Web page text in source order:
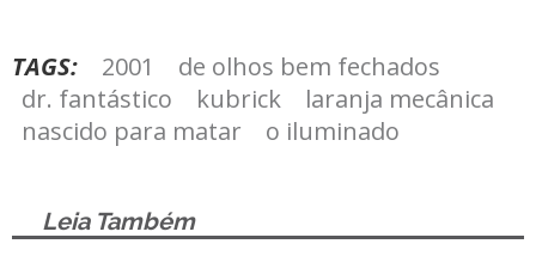
TAGS: 2001
de olhos bem fechados
dr. fantástico
kubrick
laranja mecânica
nascido para matar
o iluminado
Leia Também